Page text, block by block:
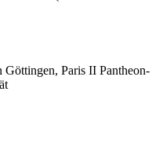
Göttingen, Paris II Pantheon-